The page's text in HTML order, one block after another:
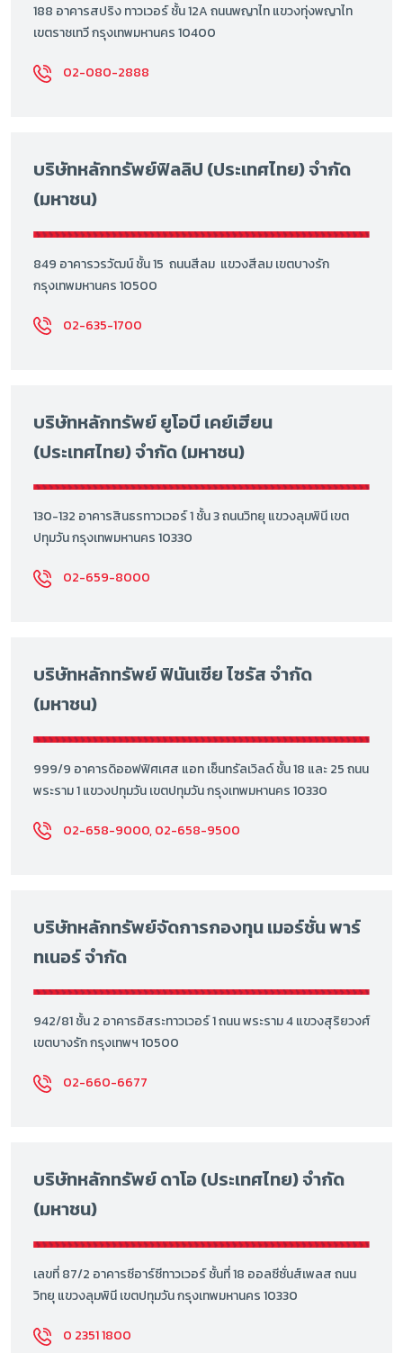
188 อาคารสปริง ทาวเวอร์ ชั้น 12A ถนนพญาไท แขวงทุ่งพญาไท
เขตราชเทวี กรุงเทพมหานคร 10400
02-080-2888
บริษัทหลักทรัพย์ฟิลลิป (ประเทศไทย) จำกัด
(มหาชน)
849 อาคารวรวัฒน์ ชั้น 15 ถนนสีลม แขวงสีลม เขตบางรัก
กรุงเทพมหานคร 10500
02-635-1700
บริษัทหลักทรัพย์ ยูโอบี เคย์เฮียน
(ประเทศไทย) จำกัด (มหาชน)
130-132 อาคารสินธรทาวเวอร์ 1 ชั้น 3 ถนนวิทยุ แขวงลุมพินี เขต
ปทุมวัน กรุงเทพมหานคร 10330
02-659-8000
บริษัทหลักทรัพย์ ฟินันเซีย ไซรัส จำกัด
(มหาชน)
999/9 อาคารดิออฟฟิศเศส แอท เซ็นทรัลเวิลด์ ชั้น 18 และ 25 ถนน
พระราม 1 แขวงปทุมวัน เขตปทุมวัน กรุงเทพมหานคร 10330
02-658-9000, 02-658-9500
บริษัทหลักทรัพย์จัดการกองทุน เมอร์ชั่น พาร์
ทเนอร์ จำกัด
942/81 ชั้น 2 อาคารอิสระทาวเวอร์ 1 ถนน พระราม 4 แขวงสุริยวงศ์
เขตบางรัก กรุงเทพฯ 10500
02-660-6677
บริษัทหลักทรัพย์ ดาโอ (ประเทศไทย) จำกัด
(มหาชน)
เลขที่ 87/2 อาคารซีอาร์ซีทาวเวอร์ ชั้นที่ 18 ออลซีซั่นส์เพลส ถนน
วิทยุ แขวงลุมพินี เขตปทุมวัน กรุงเทพมหานคร 10330
0 2351 1800